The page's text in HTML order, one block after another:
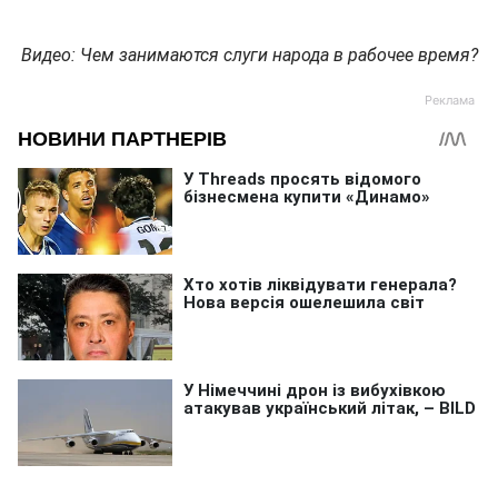
Видео: Чем занимаются слуги народа в рабочее время?